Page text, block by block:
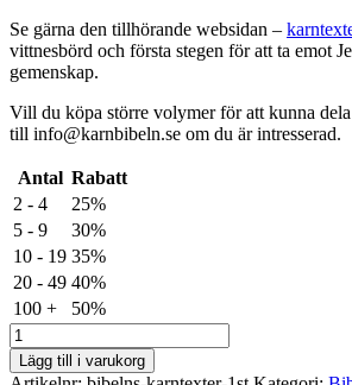
Se gärna den tillhörande websidan –
vittnesbörd och första stegen för att ta emot
gemenskap.
Vill du köpa större volymer för att kunna
till info@karnbibeln.se om du är intresserad.
Antal Rabatt
2 - 4
25%
5 - 9
30%
10 - 19 35%
20 - 49 40%
100 +
50%
Bibelns
Kärntexter
–
Lägg till i varukorg